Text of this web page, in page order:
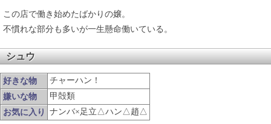
この店で働き始めたばかりの嬢。
不慣れな部分も多いが一生懸命働いている。
シュウ
好きな物
チャーハン！
嫌いな物
甲殻類
お気に入り
ナンバ×足立△ハン△趙△